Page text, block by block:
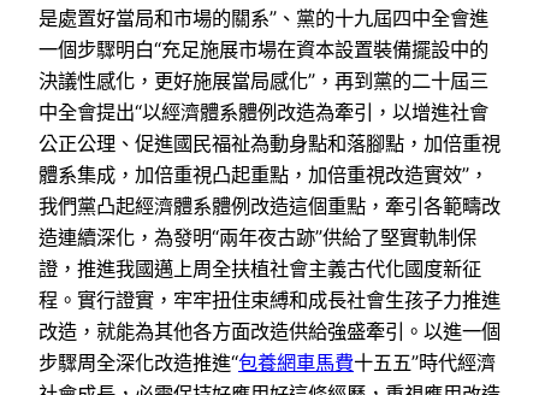
是處置好當局和市場的關系”、黨的十九屆四中全會進
一個步驟明白“充足施展市場在資本設置裝備擺設中的
決議性感化，更好施展當局感化”，再到黨的二十屆三
中全會提出“以經濟體系體例改造為牽引，以增進社會
公正公理、促進國民福祉為動身點和落腳點，加倍重視
體系集成，加倍重視凸起重點，加倍重視改造實效”，
我們黨凸起經濟體系體例改造這個重點，牽引各範疇改
造連續深化，為發明“兩年夜古跡”供給了堅實軌制保
證，推進我國邁上周全扶植社會主義古代化國度新征
程。實行證實，牢牢扭住束縛和成長社會生孩子力推進
改造，就能為其他各方面改造供給強盛牽引。以進一個
步驟周全深化改造推進“包養網車馬費十五五”時代經濟